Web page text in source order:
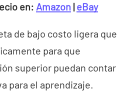
en: Amazon |eBay
de bajo costo ligera que
para que
superior puedan contar
para el aprendizaje.